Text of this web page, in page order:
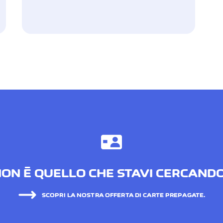
È QUELLO CHE STAVI
SCOPRI LA NOSTRA OFFERTA DI CARTE PREPAGATE.